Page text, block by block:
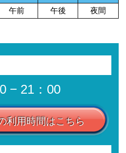
午前
午後 夜間
− 21：00
利用時間はこちら